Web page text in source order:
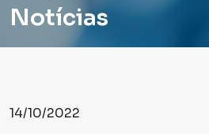
Notícias
14/10/2022